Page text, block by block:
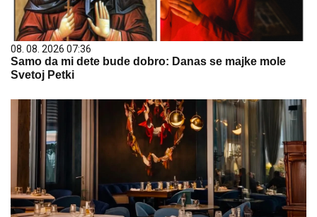
08. 08. 2026 07:36
Samo da mi dete bude dobro: Danas se majke mole
Svetoj Petki